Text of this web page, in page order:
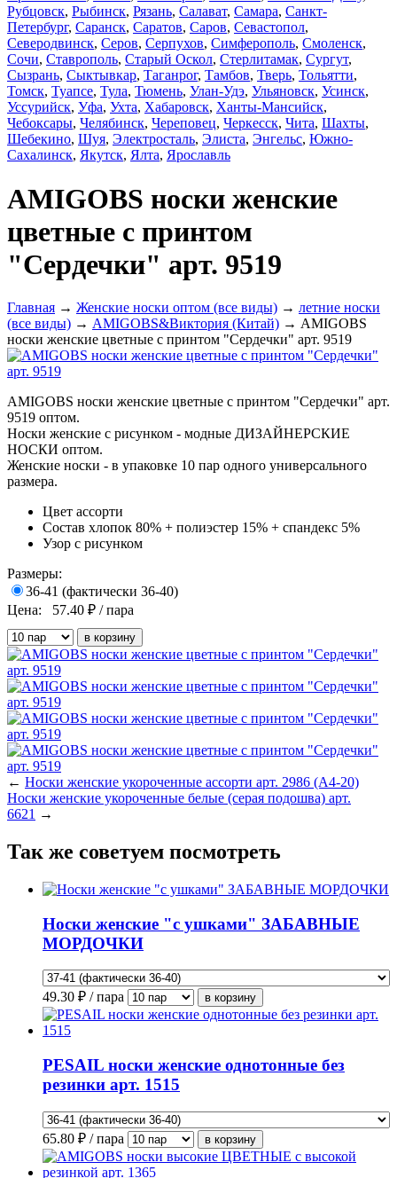
Рубцовск, Рыбинск, Рязань, Салават, Самара, Санкт-
Петербург, Саранск, Саратов, Саров, Севастопол,
Северодвинск, Серов, Серпухов, Симферополь, Смоленск,
Сочи, Ставрополь, Старый Оскол, Стерлитамак, Сургут,
Сызрань, Сыктывкар, Таганрог, Тамбов, Тверь, Тольятти,
Томск, Туапсе, Тула, Тюмень, Улан-Удэ, Ульяновск, Усинск,
Уссурийск, Уфа, Ухта, Хабаровск, Ханты-Мансийск,
Чебоксары, Челябинск, Череповец, Черкесск, Чита, Шахты,
Шебекино, Шуя, Электросталь, Элиста, Энгельс, Южно-
Сахалинск, Якутск, Ялта, Ярославль
AMIGOBS носки женские
цветные с принтом
"Сердечки" арт. 9519
Главная → Женские носки оптом (все виды) → летние носки
(все виды) → AMIGOBS&Виктория (Китай) → AMIGOBS
носки женские цветные с принтом "Сердечки" арт. 9519
AMIGOBS носки женские цветные с принтом "Сердечки" арт.
9519 оптом.
Носки женские с рисунком - модные ДИЗАЙНЕРСКИЕ
НОСКИ оптом.
Женские носки - в упаковке 10 пар одного универсального
размера.
Цвет ассорти
Состав хлопок 80% + полиэстер 15% + спандекс 5%
Узор с рисунком
Размеры:
36-41 (фактически 36-40)
Цена:
57.40 ₽ / пара
← Носки женские укороченные ассорти арт. 2986 (А4-20)
Носки женские укороченные белые (серая подошва) арт.
6621 →
Так же советуем посмотреть
Носки женские "с ушками" ЗАБАВНЫЕ
МОРДОЧКИ
49.30 ₽ / пара
PESAIL носки женские однотонные без
резинки арт. 1515
65.80 ₽ / пара